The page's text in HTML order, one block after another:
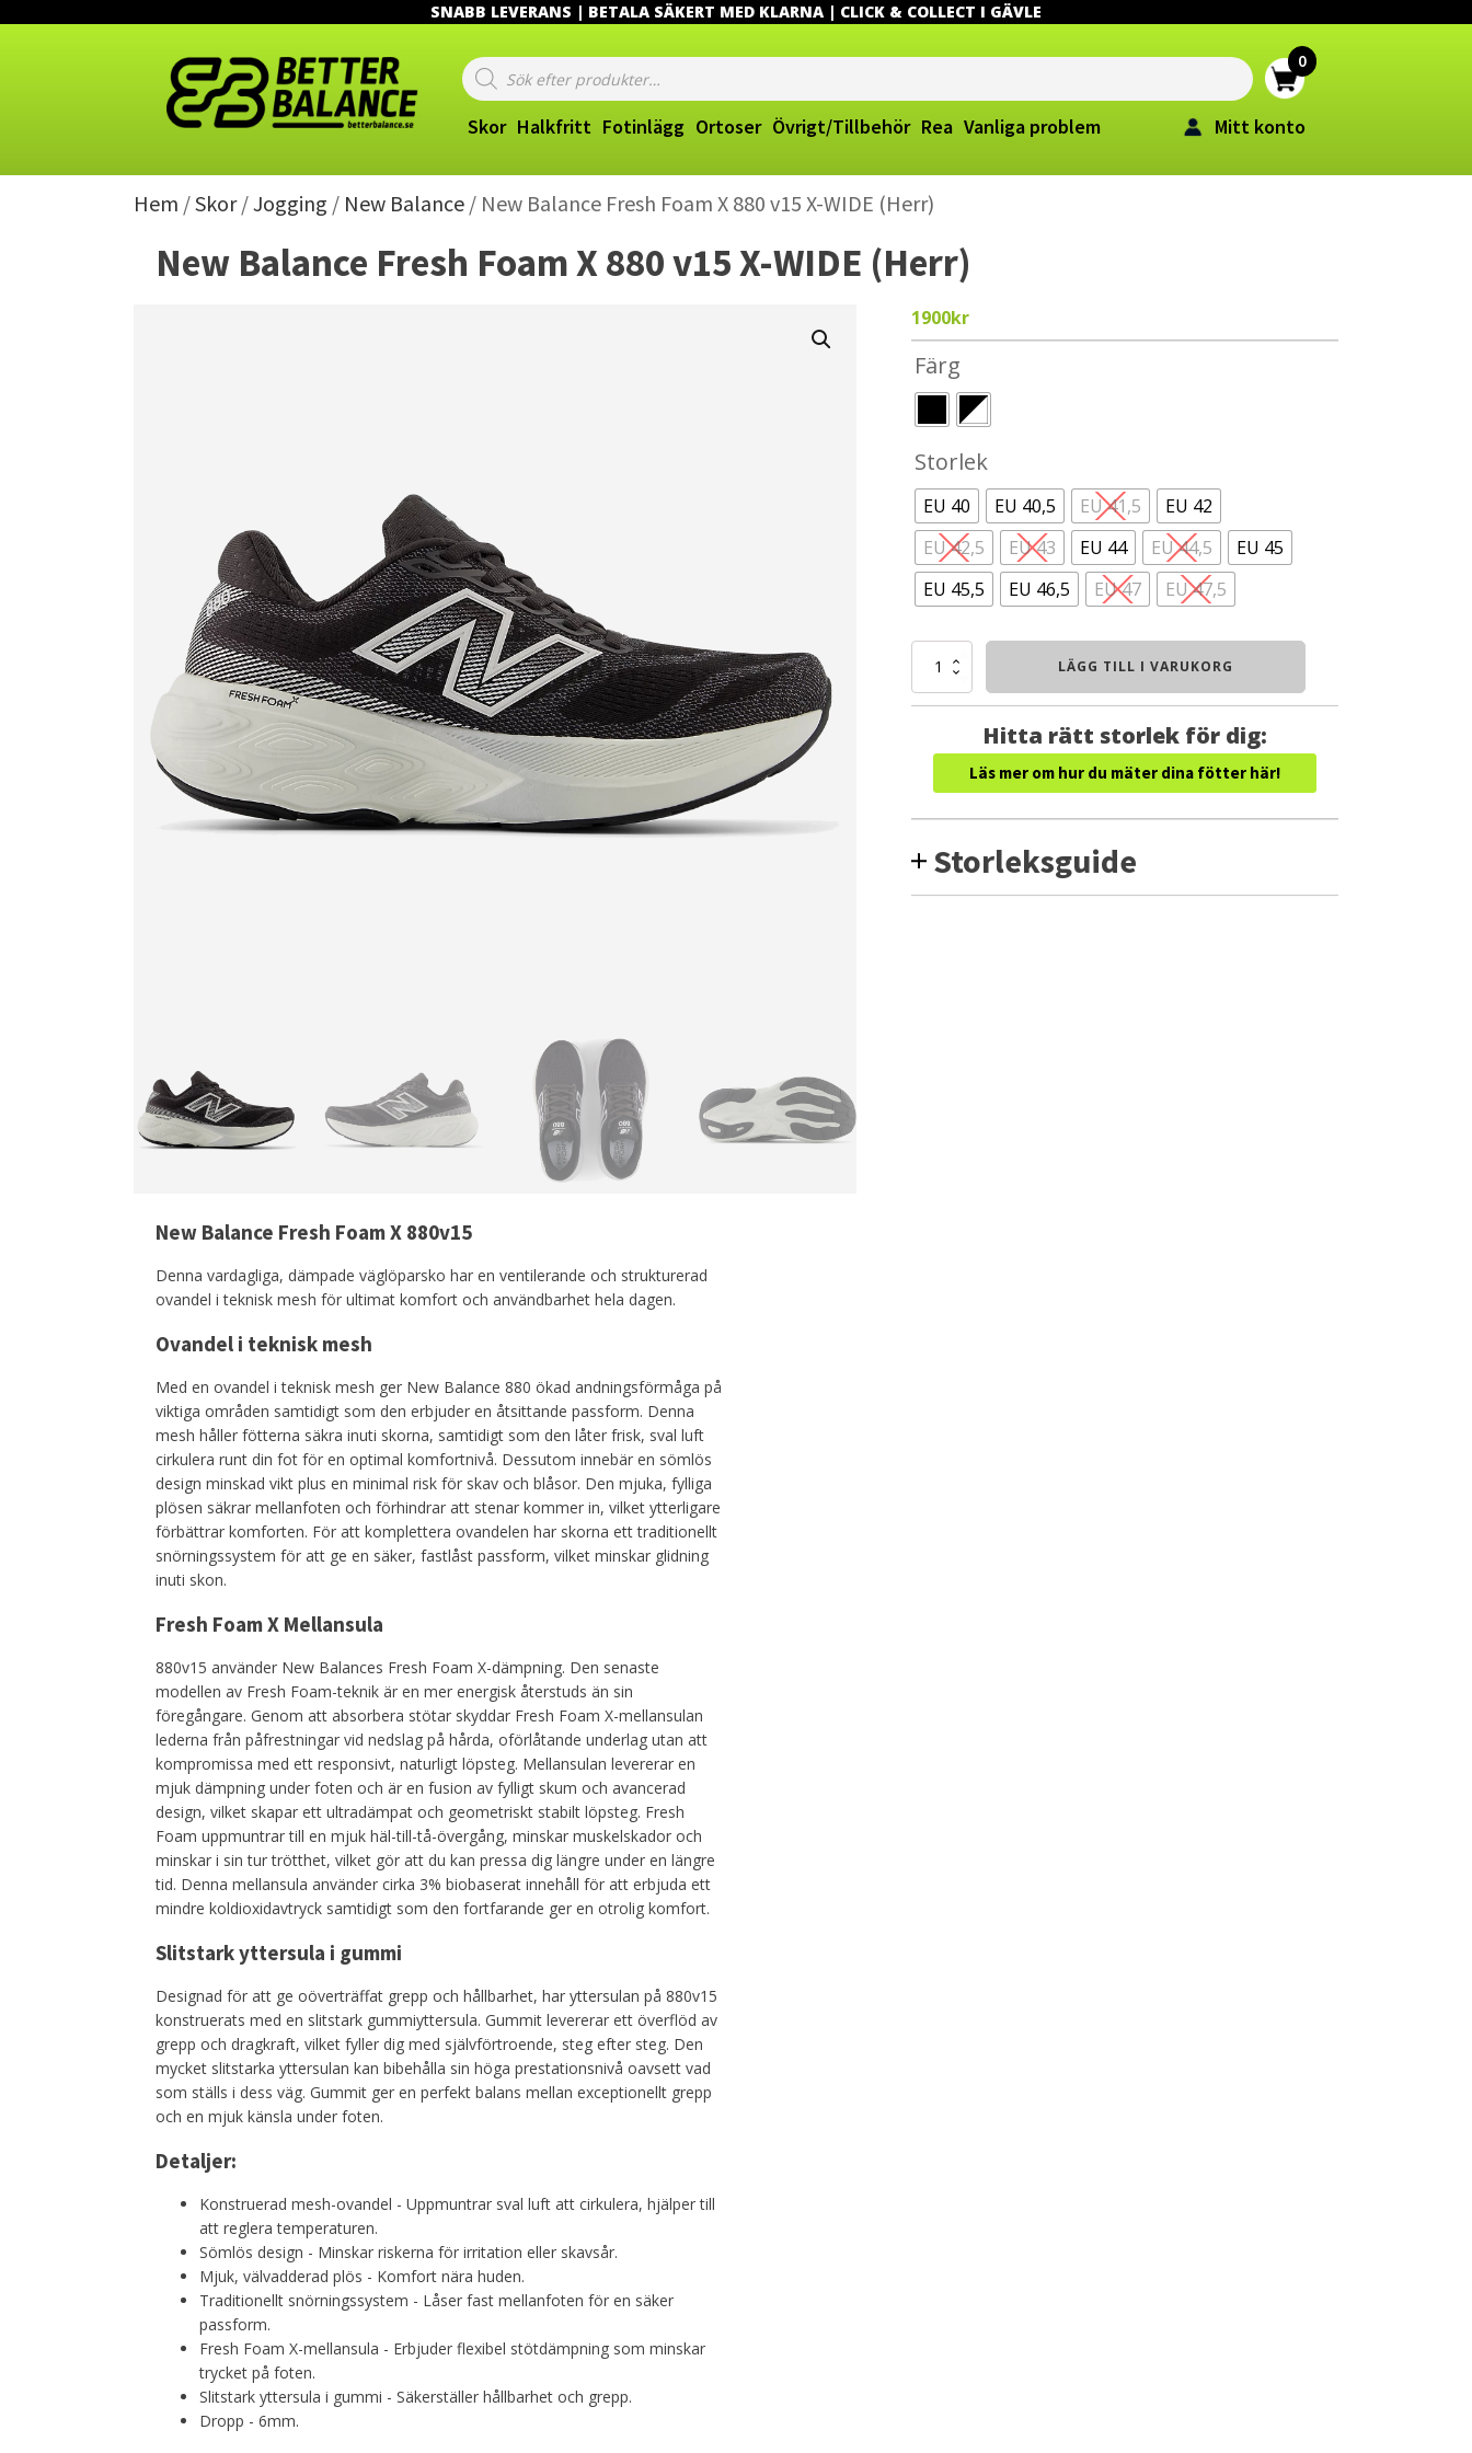
SNABB LEVERANS | BETALA SÄKERT MED KLARNA | CLICK & COLLECT I GÄVLE
Products
search
Skor Halkfritt Fotinlägg Ortoser Övrigt/Tillbehör Rea Vanliga problem Mitt konto
Hem /Skor/Jogging / New Balance / New Balance Fresh Foam X 880 v15 X-WIDE (Herr)
New Balance Fresh Foam X 880 v15 X-WIDE (Herr)
1900kr
Färg
Storlek
EU 40 EU 40,5 EU 41,5
EU 42
EU 42,5
EU 43 EU 44 EU 44,5
EU 45
EU 45,5
EU 46,5 EU 47 EU 47,5
New
Balance
Fresh
WIDE
mängd
LÄGG TILL I VARUKORG
Hitta rätt storlek för dig:
Läs mer om hur du mäter dina fötter här!
Storleksguide
New Balance Fresh Foam X 880v15
Denna vardagliga, dämpade väglöparsko har en ventilerande och strukturerad
ovandel i teknisk mesh för ultimat komfort och användbarhet hela dagen.
Ovandel i teknisk mesh
Med en ovandel i teknisk mesh ger New Balance 880 ökad andningsförmåga på
viktiga områden samtidigt som den erbjuder en åtsittande passform. Denna
mesh håller fötterna säkra inuti skorna, samtidigt som den låter frisk, sval luft
cirkulera runt din fot för en optimal komfortnivå. Dessutom innebär en sömlös
design minskad vikt plus en minimal risk för skav och blåsor. Den mjuka, fylliga
plösen säkrar mellanfoten och förhindrar att stenar kommer in, vilket ytterligare
förbättrar komforten. För att komplettera ovandelen har skorna ett traditionellt
snörningssystem för att ge en säker, fastlåst passform, vilket minskar glidning
inuti skon.
Fresh Foam X Mellansula
880v15 använder New Balances Fresh Foam X-dämpning. Den senaste
modellen av Fresh Foam-teknik är en mer energisk återstuds än sin
föregångare. Genom att absorbera stötar skyddar Fresh Foam X-mellansulan
lederna från påfrestningar vid nedslag på hårda, oförlåtande underlag utan att
kompromissa med ett responsivt, naturligt löpsteg. Mellansulan levererar en
mjuk dämpning under foten och är en fusion av fylligt skum och avancerad
design, vilket skapar ett ultradämpat och geometriskt stabilt löpsteg. Fresh
Foam uppmuntrar till en mjuk häl-till-tå-övergång, minskar muskelskador och
minskar i sin tur trötthet, vilket gör att du kan pressa dig längre under en längre
tid. Denna mellansula använder cirka 3% biobaserat innehåll för att erbjuda ett
mindre koldioxidavtryck samtidigt som den fortfarande ger en otrolig komfort.
Slitstark yttersula i gummi
Designad för att ge oöverträffat grepp och hållbarhet, har yttersulan på 880v15
konstruerats med en slitstark gummiyttersula. Gummit levererar ett överflöd av
grepp och dragkraft, vilket fyller dig med självförtroende, steg efter steg. Den
mycket slitstarka yttersulan kan bibehålla sin höga prestationsnivå oavsett vad
som ställs i dess väg. Gummit ger en perfekt balans mellan exceptionellt grepp
och en mjuk känsla under foten.
Detaljer:
Konstruerad mesh-ovandel - Uppmuntrar sval luft att cirkulera, hjälper till
att reglera temperaturen.
Sömlös design - Minskar riskerna för irritation eller skavsår.
Mjuk, välvadderad plös - Komfort nära huden.
Traditionellt snörningssystem - Låser fast mellanfoten för en säker
passform.
Fresh Foam X-mellansula - Erbjuder flexibel stötdämpning som minskar
trycket på foten.
Slitstark yttersula i gummi - Säkerställer hållbarhet och grepp.
Dropp - 6mm.